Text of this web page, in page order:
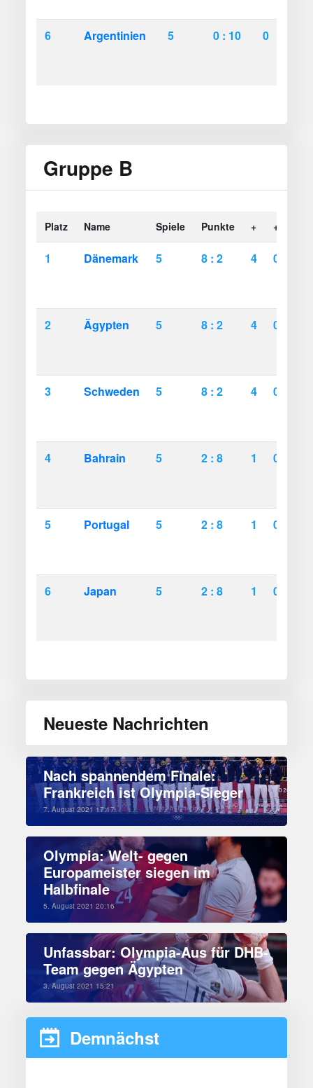
6 Argentinien 5 0 : 10 0
Gruppe B
Platz Name Spiele Punkte + +-
1 Dänemark 5 8 : 2 4 0
2 Ägypten 5 8 : 2 4 0
3 Schweden 5 8 : 2 4 0
4 Bahrain 5 2 : 8 1 0
5 Portugal 5 2 : 8 1 0
6 Japan 5 2 : 8 1 0
Neueste Nachrichten
Nach spannendem Finale:
Frankreich ist Olympia-Sieger
7. August 2021 17:17
Olympia: Welt- gegen
Europameister siegen im
Halbfinale
5. August 2021 20:16
Unfassbar: Olympia-Aus für DHB-
Team gegen Ägypten
3. August 2021 15:21
Demnächst